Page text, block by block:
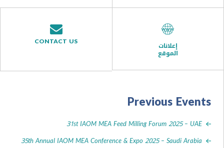
CONTACT US
Previous
31st IAOM MEA Feed Milling Forum 2025 –
35th Annual IAOM MEA Conference & Expo 2025 – Saudi